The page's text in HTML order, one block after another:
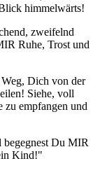
himmelwärts!
zweifelnd
Ruhe, Trost und
Dich von der
Siehe, voll
empfangen und
Du MIR
Kind!"